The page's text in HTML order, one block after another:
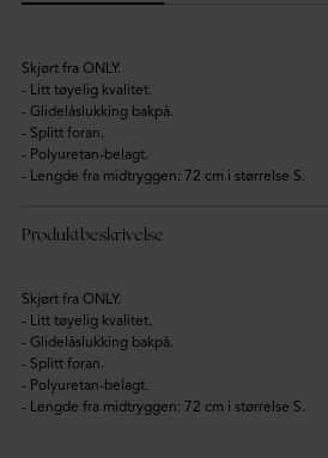
Skjørt fra ONLY.
- Litt tøyelig kvalitet.
- Glidelåslukking bakpå.
- Splitt foran.
- Polyuretan-belagt.
- Lengde fra midtryggen: 72 cm i størrelse S.
Produktbeskrivelse
Skjørt fra ONLY.
- Litt tøyelig kvalitet.
- Glidelåslukking bakpå.
- Splitt foran.
- Polyuretan-belagt.
- Lengde fra midtryggen: 72 cm i størrelse S.